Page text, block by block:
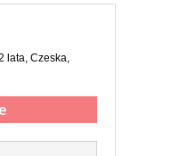
lata, Czeska,